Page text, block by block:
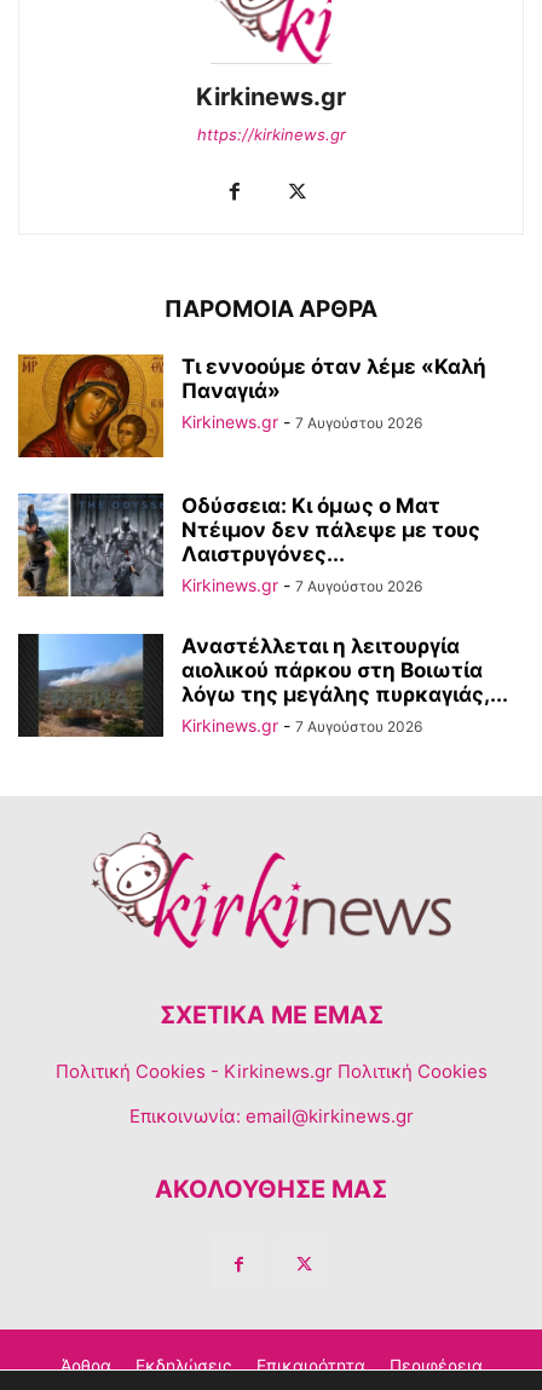
Kirkinews.gr
https://kirkinews.gr
ΠΑΡΟΜΟΙΑ ΑΡΘΡΑ
Τι εννοούμε όταν λέμε «Καλή
Παναγιά»
Kirkinews.gr - 7 Αυγούστου 2026
Οδύσσεια: Κι όμως ο Ματ
Ντέιμον δεν πάλεψε με τους
Λαιστρυγόνες...
Kirkinews.gr - 7 Αυγούστου 2026
Αναστέλλεται η λειτουργία
αιολικού πάρκου στη Βοιωτία
λόγω της μεγάλης πυρκαγιάς,...
Kirkinews.gr - 7 Αυγούστου 2026
ΣΧΕΤΙΚΆ ΜΕ ΕΜΆΣ
Πολιτική Cookies - Kirkinews.gr Πολιτική Cookies
Επικοινωνία: email@kirkinews.gr
ΑΚΟΛΟΥΘΗΣΕ ΜΑΣ
Άρθρα Εκδηλώσεις Επικαιρότητα Περιφέρεια